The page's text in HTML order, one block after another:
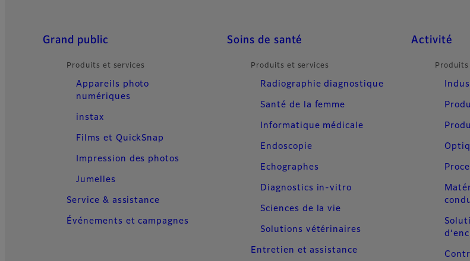
Quick Links
Grand public
Produits et services
Appareils photo
numériques
instax
Films et QuickSnap
Impression des photos
Jumelles
Service & assistance
Événements et campagnes
Soins de santé
Produits et services
Radiographie diagnostique
Santé de la femme
Informatique médicale
Endoscopie
Echographes
Diagnostics in-vitro
Sciences de la vie
Solutions vétérinaires
Entretien et assistance
Activité
Produits